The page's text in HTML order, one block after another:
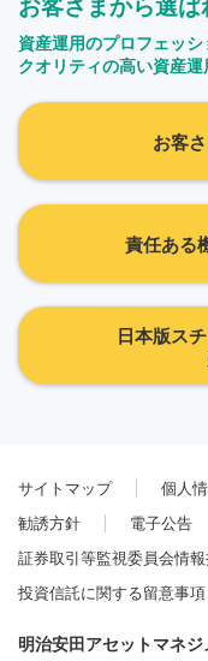
お客さまから選
資産運用のプロフェッシ
クオリティの高い資産運
お客
責任ある
日本版ス
サイトマップ
個人
勧誘方針
電子公告
証券取引等監視委員会情報
投資信託に関する留意事項
明治安田アセットマネ